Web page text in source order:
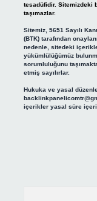
tesadüfidir. Sitemizdeki
taşımazlar.
Sitemiz, 5651 Sayılı
(BTK) tarafından
nedenle, sitedeki
yükümlülüğümüz
sorumluluğunu
etmiş sayılırlar.
Hukuka ve yasal
içerikler yasal süre